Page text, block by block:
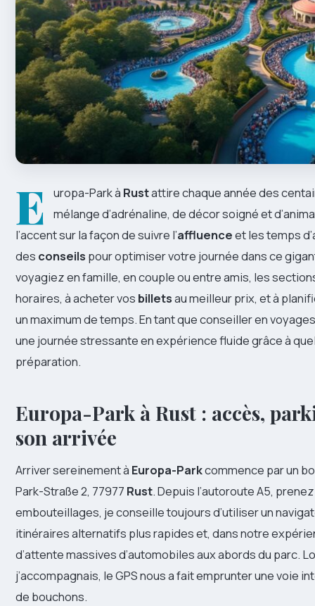
E uropa-Park à Rustattire chaque année des
mélange d’adrénaline, de décor soigné et
l’accent sur la façon de suivre l’affluenceet les temps
des conseils pour optimiser votre journée dans ce
voyagiez en famille, en couple ou entre amis, les
horaires, à acheter vos billetsau meilleur prix, et à
un maximum de temps. En tant que conseiller en
une journée stressante en expérience fluide grâce à
préparation.
Europa-Park à Rust : accès,
son arrivée
Arriver sereinement à Europa-Parkcommence par un
Park-Straße 2, 77977 Rust. Depuis l’autoroute A5,
embouteillages, je conseille toujours d’utiliser un
itinéraires alternatifs plus rapides et, dans notre
d’attente massives d’automobiles aux abords du parc.
j’accompagnais, le GPS nous a fait emprunter une voie
de bouchons.